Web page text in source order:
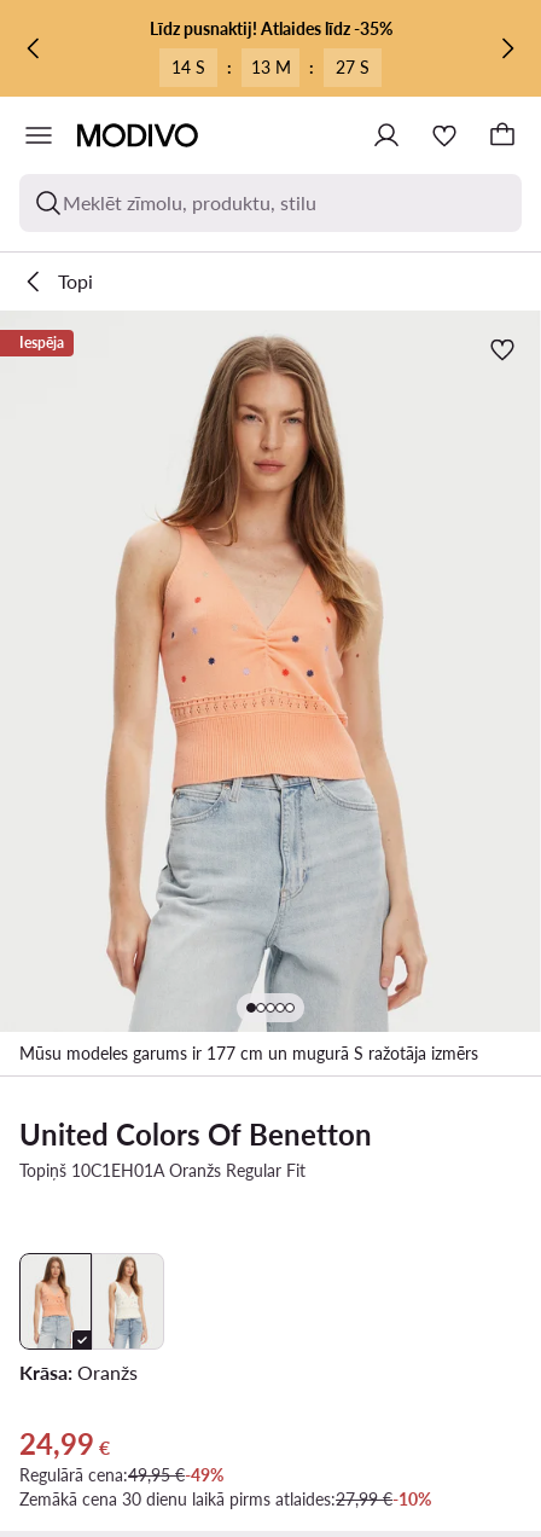
PĀRIET UZ GALVENO SATURU
PĀRIET UZ MEKLĒŠANULīdz pusnaktij! Atlaides līdz -35%
14 S
: 13 M : 27 S
Meklēt zīmolu, produktu, stilu
Topi
Iespēja
Mūsu modeles garums ir 177 cm un mugurā S ražotāja izmērs
United Colors Of Benetton
Topiņš 10C1EH01A Oranžs Regular Fit
Krāsa: Oranžs
Pašreizējā cena 24,99 €
24,99 €
Regulārā cena:49,95 €-49%
Zemākā cena 30 dienu laikā pirms atlaides:27,99 €-10%